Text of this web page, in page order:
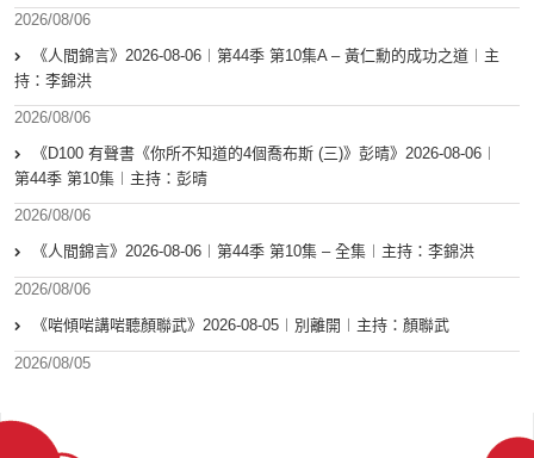
2026/08/06
《人間錦言》2026-08-06︱第44季 第10集A – 黃仁勳的成功之道︱主
持：李錦洪
2026/08/06
《D100 有聲書《你所不知道的4個喬布斯 (三)》彭晴》2026-08-06︱
第44季 第10集︱主持：彭晴
2026/08/06
《人間錦言》2026-08-06︱第44季 第10集 – 全集︱主持：李錦洪
2026/08/06
《啱傾啱講啱聽顏聯武》2026-08-05︱別離開︱主持：顏聯武
2026/08/05